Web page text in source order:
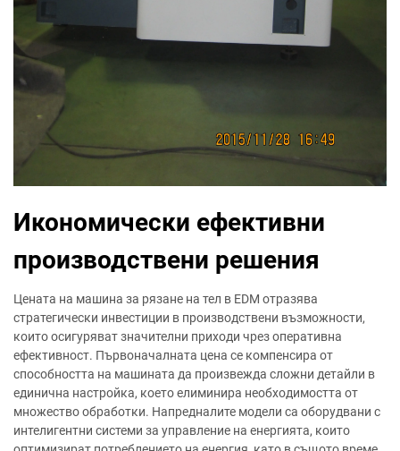
Икономически ефективни
производствени решения
Цената на машина за рязане на тел в EDM отразява
стратегически инвестиции в производствени възможности,
които осигуряват значителни приходи чрез оперативна
ефективност. Първоначалната цена се компенсира от
способността на машината да произвежда сложни детайли в
единична настройка, което елиминира необходимостта от
множество обработки. Напредналите модели са оборудвани с
интелигентни системи за управление на енергията, които